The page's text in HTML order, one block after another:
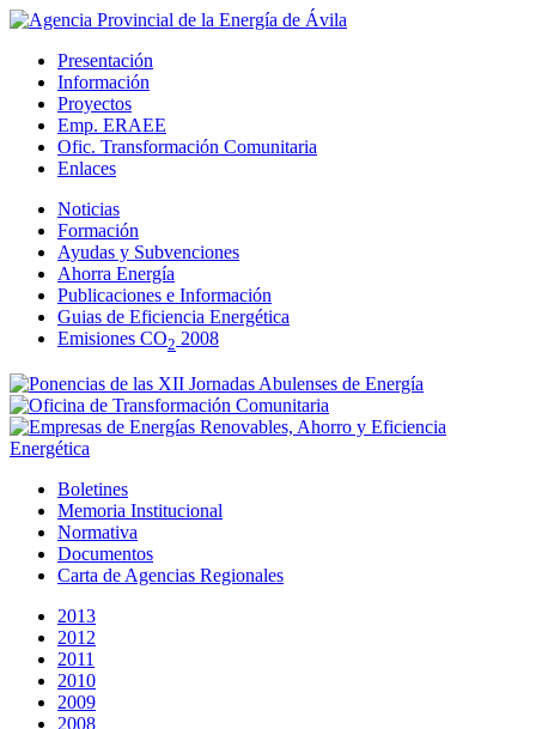
Presentación
Información
Proyectos
Emp. ERAEE
Ofic. Transformación Comunitaria
Enlaces
Noticias
Formación
Ayudas y Subvenciones
Ahorra Energía
Publicaciones e Información
Guias de Eficiencia Energética
Emisiones CO2 2008
Boletines
Memoria Institucional
Normativa
Documentos
Carta de Agencias Regionales
2013
2012
2011
2010
2009
2008